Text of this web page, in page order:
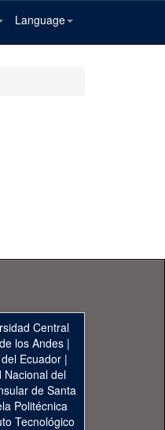
Language
Central
los Andes|
Ecuador|
Nacional del
de Santa
Politécnica
Tecnológico